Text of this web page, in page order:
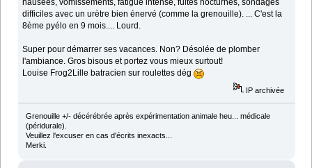
nausées, vomissements, fatigue intense, fuites nocturnes, sondages
difficiles avec un urètre bien énervé (comme la grenouille). ... C'est la
8ème pyélo en 9 mois.... Lourd.
Super pour démarrer ses vacances. Non? Désolée de plomber
l'ambiance. Gros bisous et portez vous mieux surtout!
Louise Frog2Lille batracien sur roulettes dég
IP archivée
Grenouille +/- décérébrée après expérimentation animale heu... médicale
(péridurale).
Veuillez l'excuser en cas d'écrits inexacts...
Merki.